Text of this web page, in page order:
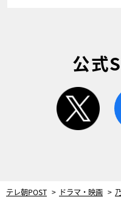
公式
テレ朝POST ドラマ・映画